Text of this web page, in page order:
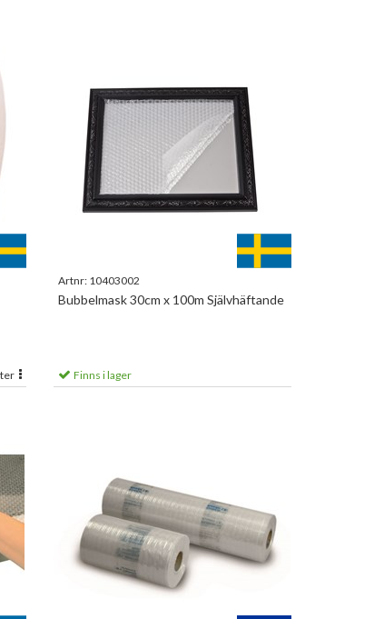
Artnr: 10403002
Bubbelmask 30cm x 100m Självhäftande
Finns i lager